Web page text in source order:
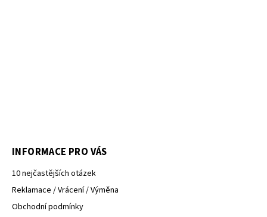
INFORMACE PRO VÁS
10 nejčastějších otázek
Reklamace / Vrácení / Výměna
Obchodní podmínky